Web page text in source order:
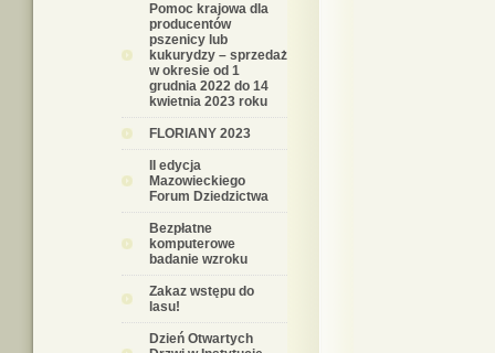
Pomoc krajowa dla
producentów
pszenicy lub
kukurydzy – sprzedaż
w okresie od 1
grudnia 2022 do 14
kwietnia 2023 roku
FLORIANY 2023
II edycja
Mazowieckiego
Forum Dziedzictwa
Bezpłatne
komputerowe
badanie wzroku
Zakaz wstępu do
lasu!
Dzień Otwartych